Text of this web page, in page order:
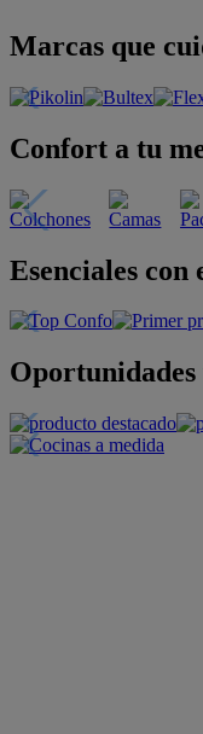
Marcas que
Confort a tu
Esenciales con
Oportunidades